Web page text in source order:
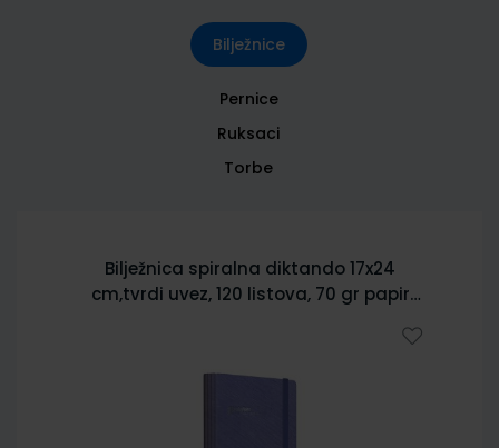
Bilježnice
Pernice
Ruksaci
Torbe
Bilježnica spiralna diktando 17x24
cm,tvrdi uvez, 120 listova, 70 gr papir